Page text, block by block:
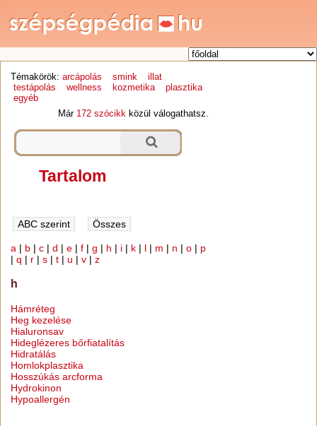
Témakörök: arcápolás smink
illat
testápolás
wellness kozmetika
plasztika
egyéb
Már 172 szócikk közül válogathatsz.
Tartalom
a | b |c |d |e |f |g | h | i | k | l | m | n |o | p
|q | r |s |t |u |v |z
h
Hámréteg
Heg kezelése
Hialuronsav
Hideglézeres bőrfiatalítás
Hidratálás
Homlokplasztika
Hosszúkás arcforma
Hydrokinon
Hypoallergén